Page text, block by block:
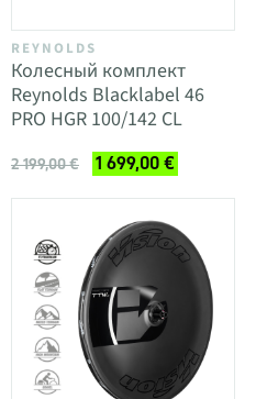
REYNOLDS
Колесный комплект
Reynolds Blacklabel 46
PRO HGR 100/142 CL
2 199,00 € 1 699,00 €